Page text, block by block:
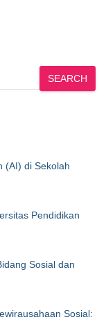
SEARCH
(AI) di Sekolah
Pendidikan
Sosial dan
Sosial: